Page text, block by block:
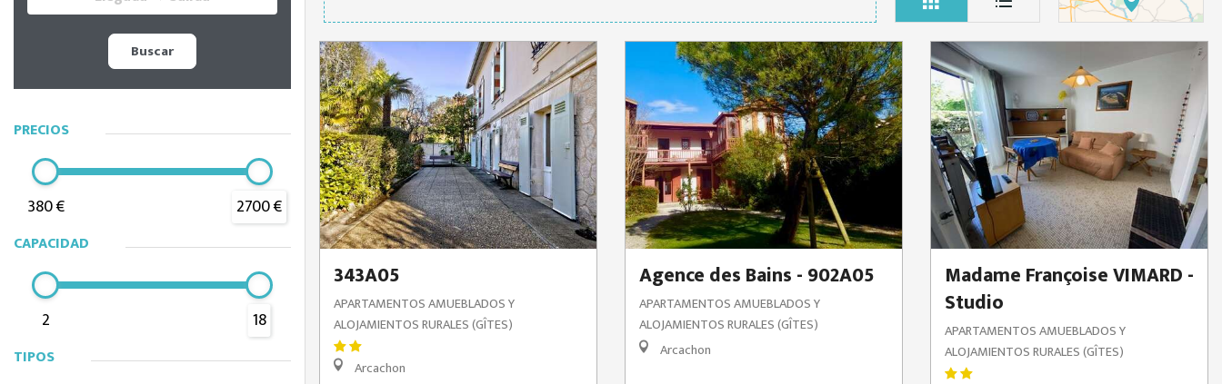
Buscar
PRECIOS
380 € 2700 €
CAPACIDAD
2 18
TIPOS
343A05
APARTAMENTOS AMUEBLADOS Y
ALOJAMIENTOS RURALES (GÎTES)
Arcachon
Agence des Bains - 902A05
APARTAMENTOS AMUEBLADOS Y
ALOJAMIENTOS RURALES (GÎTES)
Arcachon
Madame Françoise VIMARD -
Studio
APARTAMENTOS AMUEBLADOS Y
ALOJAMIENTOS RURALES (GÎTES)